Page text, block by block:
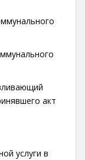
акт
услуги в